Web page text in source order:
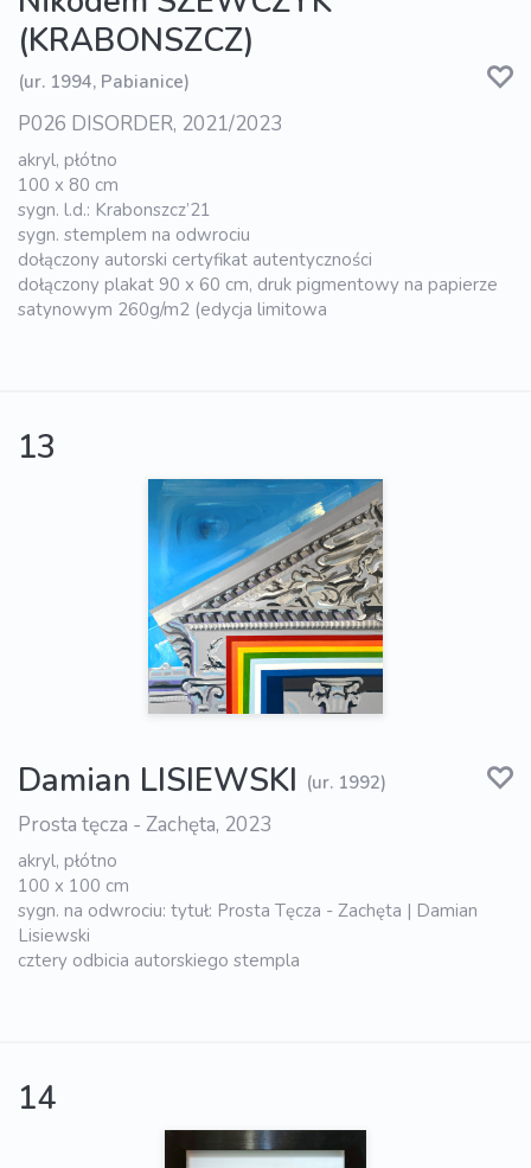
(KRABONSZCZ)
(ur. 1994, Pabianice)
P026 DISORDER, 2021/2023
akryl, płótno
100 x 80 cm
sygn. l.d.: Krabonszcz’21
sygn. stemplem na odwrociu
dołączony autorski certyfikat autentyczności
dołączony plakat 90 x 60 cm, druk pigmentowy na papierze
satynowym 260g/m2 (edycja limitowa
13
Damian LISIEWSKI (ur. 1992)
Prosta tęcza - Zachęta, 2023
akryl, płótno
100 x 100 cm
sygn. na odwrociu: tytuł: Prosta Tęcza - Zachęta | Damian
Lisiewski
cztery odbicia autorskiego stempla
14